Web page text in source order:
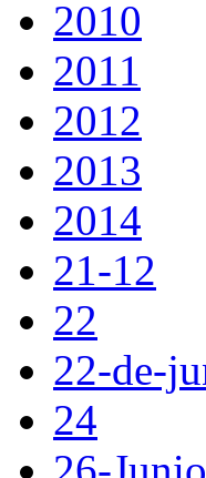
2010
2011
2012
2013
2014
21-12
22
22-de-
24